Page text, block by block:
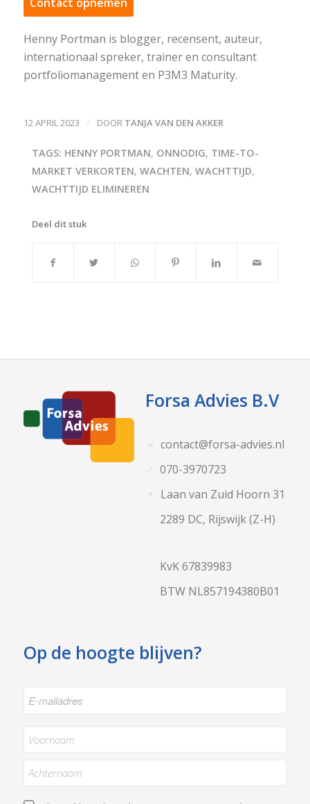
Henny Portman is blogger, recensent, auteur,
internationaal spreker, trainer en consultant
portfoliomanagement en P3M3 Maturity.
12 APRIL 2023 / DOOR TANJA VAN DEN AKKER
TAGS: HENNY PORTMAN, ONNODIG, TIME-TO-
MARKET VERKORTEN, WACHTEN, WACHTTIJD,
WACHTTIJD ELIMINEREN
Deel dit stuk
Forsa Advies B.V
contact@forsa-advies.nl
070-3970723
Laan van Zuid Hoorn 31
2289 DC, Rijswijk (Z-H)
KvK 67839983
BTW NL857194380B01
Op de hoogte blijven?
mailadres *